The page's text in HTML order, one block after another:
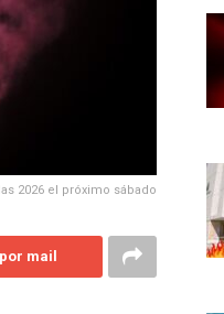
2026 el próximo sábado
mail